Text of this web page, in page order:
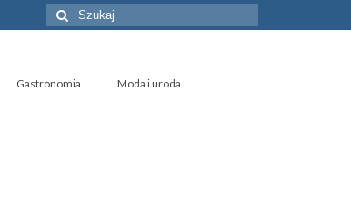
Szuklaj
w:
Gastronomia Moda i uroda